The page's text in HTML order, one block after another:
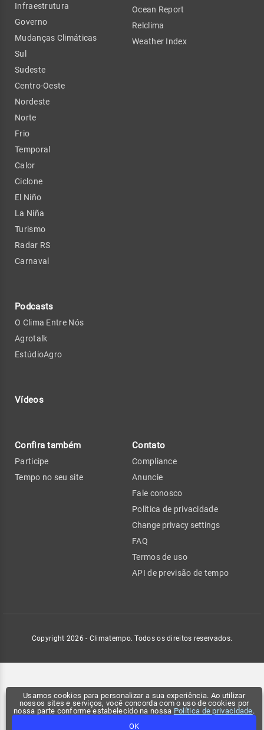
Usamos cookies para personalizar a sua experiência. Ao utilizar
nossos sites e serviços, você concorda com o uso de cookies por
nossa parte conforme estabelecido na nossa Política de privacidade.
OK
Infraestrutura
Governo
Mudanças Climáticas
Sul
Sudeste
Centro-Oeste
Nordeste
Norte
Frio
Temporal
Calor
Ciclone
El Niño
La Niña
Turismo
Radar RS
Carnaval
Podcasts
O Clima Entre Nós
Agrotalk
EstúdioAgro
Vídeos
Ocean Report
Relclima
Weather Index
Confira também
Participe
Tempo no seu site
Contato
Compliance
Anuncie
Fale conosco
Política de privacidade
Change privacy settings
FAQ
Termos de uso
API de previsão de tempo
Copyright 2026 - Climatempo. Todos os direitos reservados.